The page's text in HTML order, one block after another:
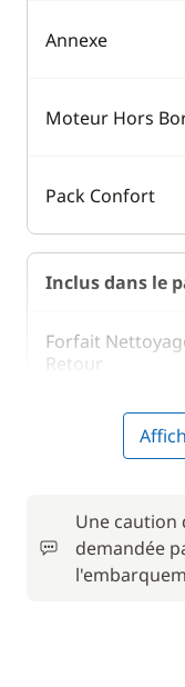
Annexe
Moteur Hors
Pack Confort
Inclus dans le
Forfait
Retour
Serviettes
Une caution
demandée